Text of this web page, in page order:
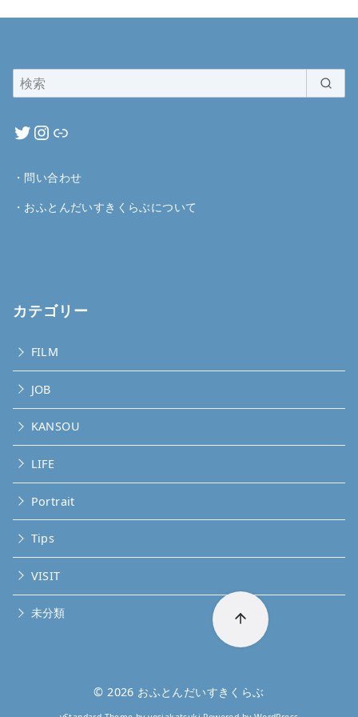
・ 問い合わせ
・ おふとんだいすきくらぶについて
カテゴリー
FILM
JOB
KANSOU
LIFE
Portrait
Tips
VISIT
未分類
© 2026 おふとんだいすきくらぶ